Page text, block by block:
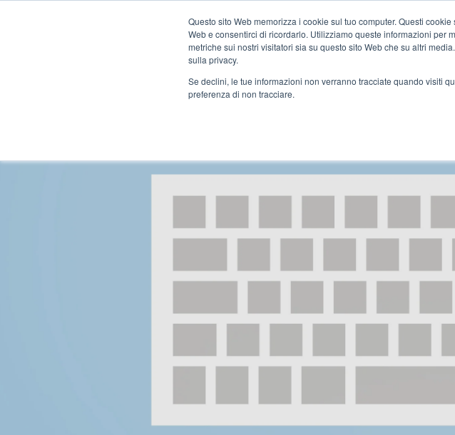
Questo sito Web memorizza i cookie sul tuo computer. Questi
Web e consentirci di ricordarlo. Utilizziamo queste informazioni
metriche sui nostri visitatori sia su questo sito Web che su altri
sulla privacy.
Se declini, le tue informazioni non verranno tracciate quando visiti
preferenza di non tracciare.